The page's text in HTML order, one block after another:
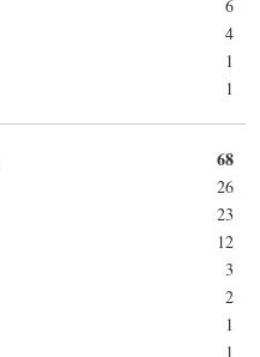
6
4
1
1
68
26
23
12
3
2
1
1